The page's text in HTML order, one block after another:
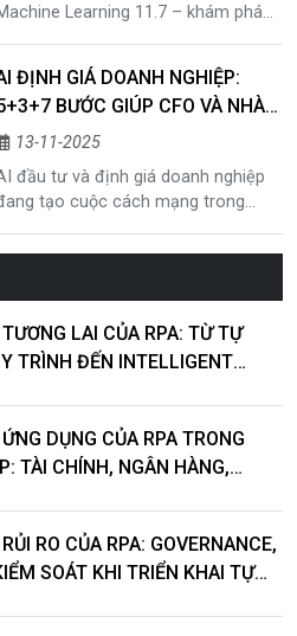
Learning 11.7 – khám phá
phân tích tài chính và định giá doanh
thời chuyển đổi số.
ĐỊNH GIÁ DOANH NGHIỆP:
BƯỚC GIÚP CFO VÀ NHÀ
TƯ NHÌN LẠI GIÁ TRỊ THẬT
13-11-2025
đầu tư và định giá doanh nghiệp
tạo cuộc cách mạng trong
tố giúp CFO và nhà đầu tư xác
LAI CỦA RPA: TỪ TỰ
TRÌNH ĐẾN INTELLIGENT
DỤNG CỦA RPA TRONG
TÀI CHÍNH, NGÂN HÀNG,
RO CỦA RPA: GOVERNANCE,
SOÁT KHI TRIỂN KHAI TỰ